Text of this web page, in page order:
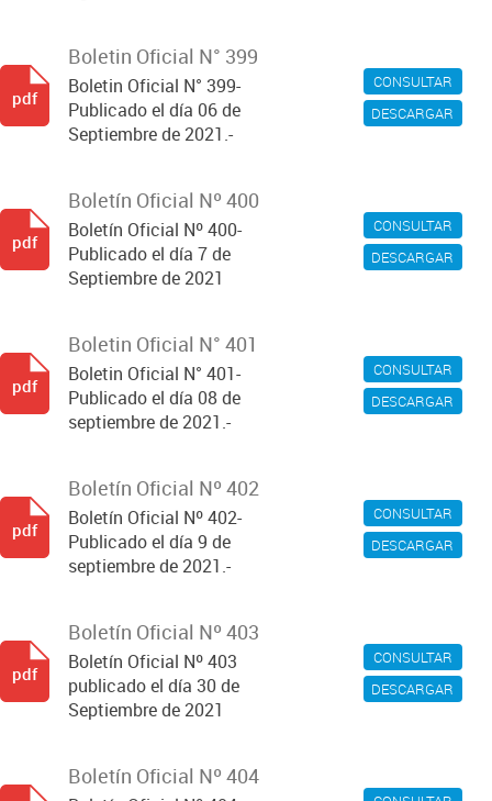
CONSULTAR
DESCARGAR
Boletin Oficial N° 399
Boletin Oficial N° 399-
Publicado el día 06 de
Septiembre de 2021.-
pdf
CONSULTAR
DESCARGAR
Boletín Oficial Nº 400
Boletín Oficial Nº 400-
Publicado el día 7 de
Septiembre de 2021
pdf
CONSULTAR
DESCARGAR
Boletin Oficial N° 401
Boletin Oficial N° 401-
Publicado el día 08 de
septiembre de 2021.-
pdf
CONSULTAR
DESCARGAR
Boletín Oficial Nº 402
Boletín Oficial Nº 402-
Publicado el día 9 de
septiembre de 2021.-
pdf
CONSULTAR
DESCARGAR
Boletín Oficial Nº 403
Boletín Oficial Nº 403
publicado el día 30 de
Septiembre de 2021
pdf
Boletín Oficial Nº 404